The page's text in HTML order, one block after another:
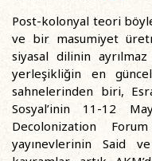
Post-kolonyal teori
ve bir masumiyet
siyasal dilinin
yerleşikliğin en
sahnelerinden biri,
Sosyal’inin 11-12
Decolonization
yayınevlerinin Said